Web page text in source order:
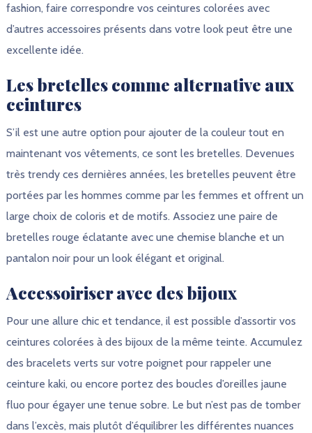
fashion, faire correspondre vos ceintures colorées avec
d’autres accessoires présents dans votre look peut être une
excellente idée.
Les bretelles comme alternative aux
ceintures
S’il est une autre option pour ajouter de la couleur tout en
maintenant vos vêtements, ce sont les bretelles. Devenues
très trendy ces dernières années, les bretelles peuvent être
portées par les hommes comme par les femmes et offrent un
large choix de coloris et de motifs. Associez une paire de
bretelles rouge éclatante avec une chemise blanche et un
pantalon noir pour un look élégant et original.
Accessoiriser avec des bijoux
Pour une allure chic et tendance, il est possible d’assortir vos
ceintures colorées à des bijoux de la même teinte. Accumulez
des bracelets verts sur votre poignet pour rappeler une
ceinture kaki, ou encore portez des boucles d’oreilles jaune
fluo pour égayer une tenue sobre. Le but n’est pas de tomber
dans l’excès, mais plutôt d’équilibrer les différentes nuances